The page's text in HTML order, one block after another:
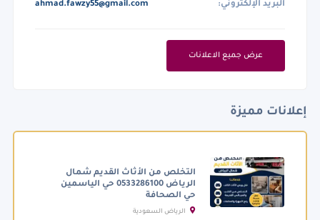
البريد الإلكتروني: ahmad.fawzy55@gmail.com
عرض جميع الاعلانات
إعلانات مميزة
التخلص من الأثاث القديم شمال
الرياض 0533286100 حي الياسمين
حي الصحافة